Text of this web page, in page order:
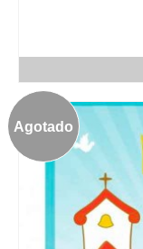
Agotado